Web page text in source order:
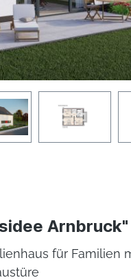
Arnbruck"
für